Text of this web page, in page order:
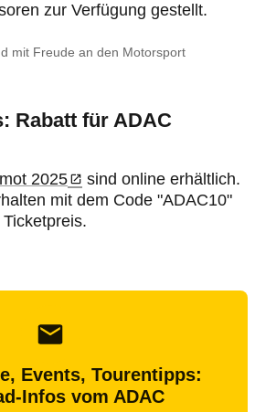
zur Verfügung gestellt.
mit Freude an den Motorsport
Rabatt für ADAC
2025
sind online erhältlich.
mit dem Code "ADAC10"
Events, Tourentipps:
Infos vom ADAC